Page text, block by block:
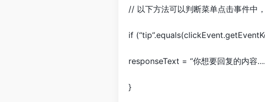
// 以下方法可以判断菜单点击事件中
if
responseText = “你想要回复的内容
}